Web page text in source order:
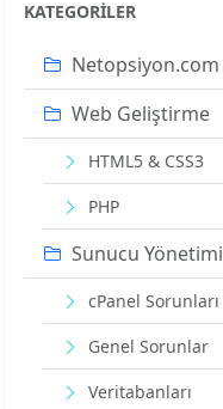
KATEGORILER
Netopsiyon.com
Web Geliştirme
HTML5 & CSS3
PHP
Sunucu Yönetimi
cPanel Sorunları
Genel Sorunlar
Veritabanları